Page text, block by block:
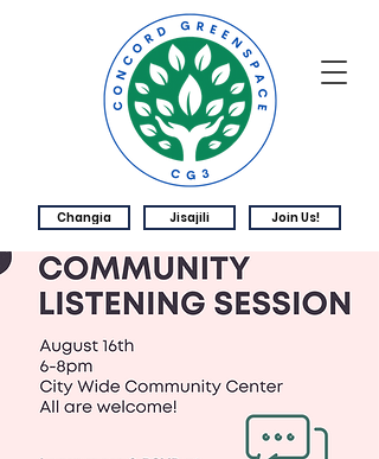
Changia Jisajili Join Us!